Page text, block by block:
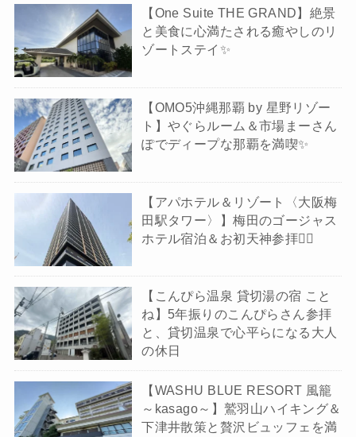
【One Suite THE GRAND】絶景
と美食に心満たされる癒やしのリ
ゾートステイ✨️
【OMO5沖縄那覇 by 星野リゾー
ト】やぐらルーム＆市場まーさん
ぽでディープな那覇を満喫✨
【アパホテル＆リゾート〈大阪梅
田駅タワー〉】梅田のゴージャス
ホテル宿泊＆お初天神参拝🚶‍♀️
【こんぴら温泉 貸切湯の宿 こと
ね】5年振りのこんぴらさん参拝
と、貸切温泉で心平らになる大人
の休日
【WASHU BLUE RESORT 風籠
～kasago～】鷲羽山ハイキング＆
下津井散策と贅沢ビュッフェを満